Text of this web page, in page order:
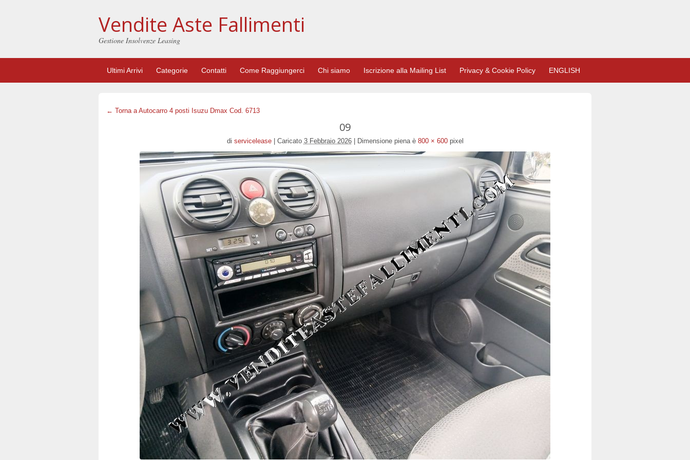
Vendite Aste Fallimenti
Gestione Insolvenze Leasing
Ultimi Arrivi Categorie Contatti Come Raggiungerci Chi siamo Iscrizione alla Mailing List Privacy & Cookie Policy ENGLISH
← Torna a Autocarro 4 posti Isuzu Dmax Cod. 6713
09
di servicelease Caricato 3 Febbraio 2026 Dimensione piena è 800 × 600pixel